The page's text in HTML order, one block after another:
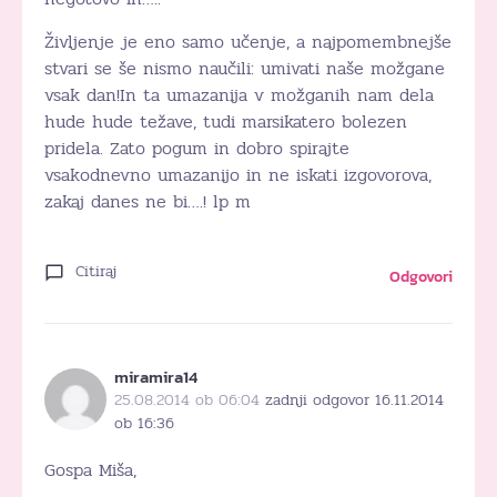
Življenje je eno samo učenje, a najpomembnejše
stvari se še nismo naučili: umivati naše možgane
vsak dan!In ta umazanija v možganih nam dela
hude hude težave, tudi marsikatero bolezen
pridela. Zato pogum in dobro spirajte
vsakodnevno umazanijo in ne iskati izgovorova,
zakaj danes ne bi….! lp m
Citiraj Odgovori
miramira14
25.08.2014 ob 06:04 zadnji odgovor 16.11.2014
ob 16:36
Gospa Miša,